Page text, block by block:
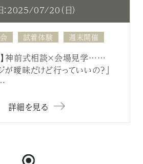
：2025/07/20（日）
試着体験 週末開催
】神前式相談×会場見学……
が曖昧だけど行っていいの？」
詳細を見る